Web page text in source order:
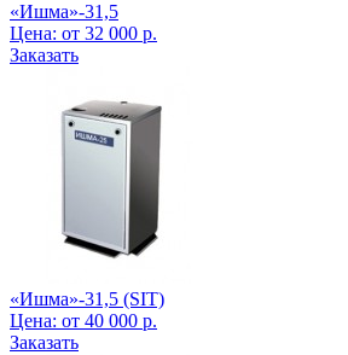
«Ишма»-31,5
Цена: от 32 000 р.
Заказать
«Ишма»-31,5 (SIT)
Цена: от 40 000 р.
Заказать